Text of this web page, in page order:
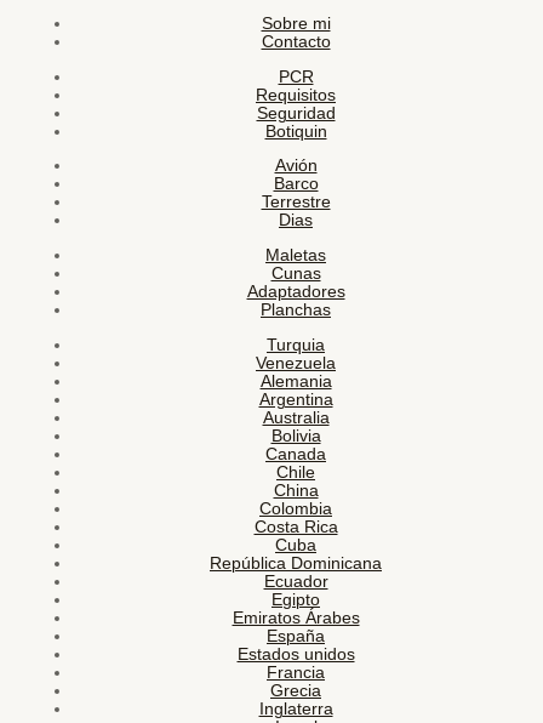
Sobre mi
Contacto
PCR
Requisitos
Seguridad
Botiquin
Avión
Barco
Terrestre
Dias
Maletas
Cunas
Adaptadores
Planchas
Turquia
Venezuela
Alemania
Argentina
Australia
Bolivia
Canada
Chile
China
Colombia
Costa Rica
Cuba
República Dominicana
Ecuador
Egipto
Emiratos Árabes
España
Estados unidos
Francia
Grecia
Inglaterra